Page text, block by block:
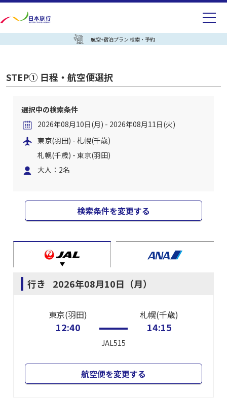
航空+宿泊プラン 検索・予約
STEP① 日程・航空便選択
選択中の検索条件
2026年08月10日(月) - 2026年08月11日(火)
東京(羽田) - 札幌(千歳)
札幌(千歳) - 東京(羽田)
大人：2名
検索条件を変更する
行き 2026年08月10日（月）
東京(羽田)
12:40
JAL515
札幌(千歳)
14:15
航空便を変更する